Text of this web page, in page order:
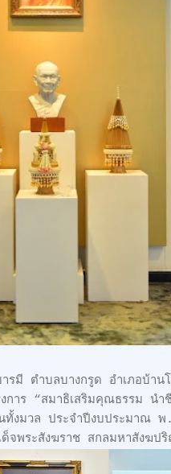
มี ตำบลบางกรูด อำเภอบ้าน
รงการ “สมาธิเสริมคุณธรร
มวล ประจำปีงบประมาณ พ.
จพระสังฆราช สกลมหาสังฆ